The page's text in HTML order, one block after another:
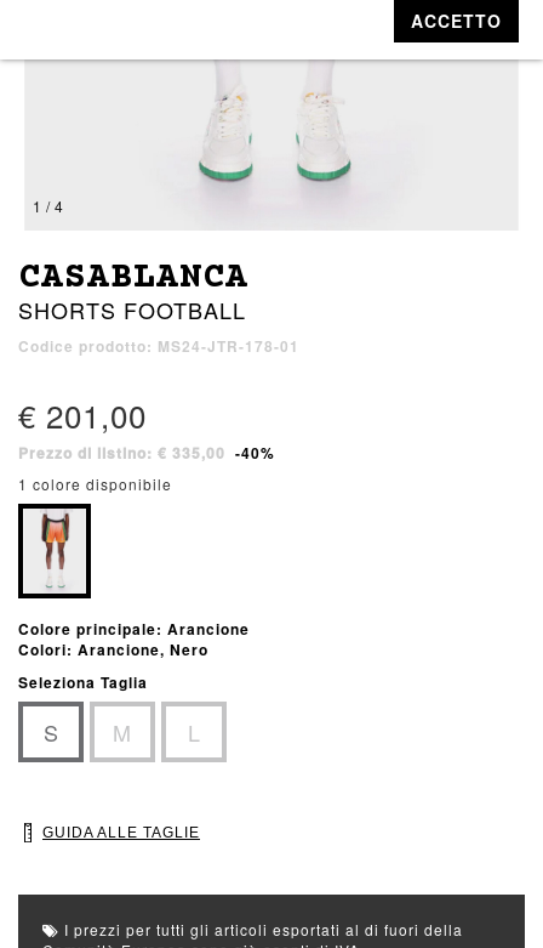
1 / 4
CASABLANCA
SHORTS FOOTBALL
Codice prodotto: MS24-JTR-178-01
€ 201,00
Prezzo di listino: € 335,00 -40%
1 colore disponibile
Colore principale: Arancione
Colori: Arancione, Nero
Seleziona Taglia
S M L
GUIDA ALLE TAGLIE
I prezzi per tutti gli articoli esportati al di fuori della
ACCETTO